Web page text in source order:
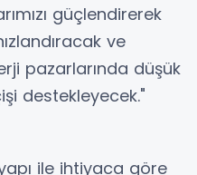
güçlendirerek
ve
pazarlarında düşük
destekleyecek."
ile ihtiyaca göre